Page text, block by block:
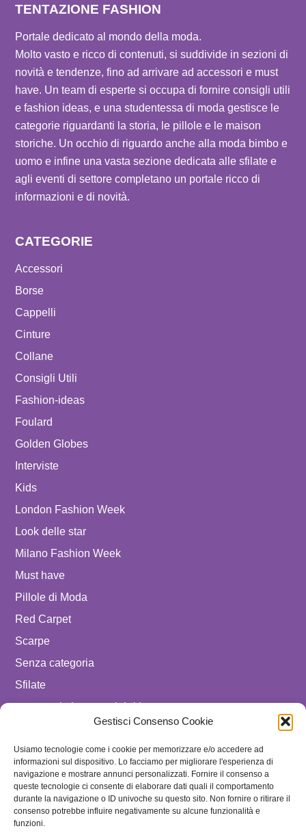
Gestisci Consenso Cookie
Usiamo tecnologie come i cookie per memorizzare e/o accedere ad
informazioni sul dispositivo. Lo facciamo per migliorare l'esperienza di
navigazione e mostrare annunci personalizzati. Fornire il consenso a
queste tecnologie ci consente di elaborare dati quali il comportamento
durante la navigazione o ID univoche su questo sito. Non fornire o ritirare il
consenso potrebbe influire negativamente su alcune funzionalità e
funzioni.
TENTAZIONE FASHION
Portale dedicato al mondo della moda.
Molto vasto e ricco di contenuti, si suddivide in sezioni di
novità e tendenze, fino ad arrivare ad accessori e must
have. Un team di esperte si occupa di fornire consigli utili
e fashion ideas, e una studentessa di moda gestisce le
categorie riguardanti la storia, le pillole e le maison
storiche. Un occhio di riguardo anche alla moda bimbo e
uomo e infine una vasta sezione dedicata alle sfilate e
agli eventi di settore completano un portale ricco di
informazioni e di novità.
CATEGORIE
Accessori
Borse
Cappelli
Cinture
Collane
Consigli Utili
Fashion-ideas
Foulard
Golden Globes
Interviste
Kids
London Fashion Week
Look delle star
Milano Fashion Week
Must have
Pillole di Moda
Red Carpet
Scarpe
Senza categoria
Sfilate
spostare in luxury celebrities
Uomo
SEGUICI SU
ISCRIVITI ALLA NEWSLETTER